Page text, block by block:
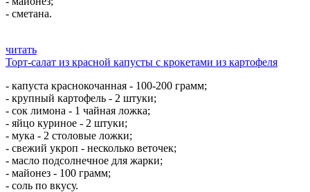
- сметана.
читать
Торт-салат из красной капусты с крокетами из картофеля
- капуста краснокочанная - 100-200 грамм;
- крупный картофель - 2 штуки;
- сок лимона - 1 чайная ложка;
- яйцо куриное - 2 штуки;
- мука - 2 столовые ложки;
- свежий укроп - несколько веточек;
- масло подсолнечное для жарки;
- майонез - 100 грамм;
- соль по вкусу.